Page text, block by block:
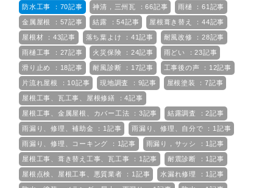
防水工事 ：70記事 神清，三州瓦 ：66記事 雨樋 ：61記事
金属屋根 ：57記事 結露 ：54記事 屋根葺き替え ：44記事
屋根材 ：43記事 落ち葉よけ ：41記事 耐風改修 ：28記事
雨樋工事 ：27記事 火災保険 ：24記事 雨どい ：23記事
滑り止め ：18記事 耐風診断 ：17記事 工事後の声 ：12記事
片流れ屋根 ：10記事 現地調査 ：9記事 屋根塗装 ：7記事
屋根工事、瓦工事、屋根修繕 ：4記事
屋根工事、金属屋根、カバー工法 ：3記事 結露調査 ：2記事
雨漏り、修理、補助金 ：1記事 雨漏り、修理、自分で ：1記事
雨漏り、修理、コーキング ：1記事 雨漏り，サッシ ：1記事
屋根工事、葺き替え工事、瓦工事 ：1記事 耐震診断 ：1記事
屋根点検、屋根工事、悪質業者 ：1記事 水漏れ修理 ：1記事